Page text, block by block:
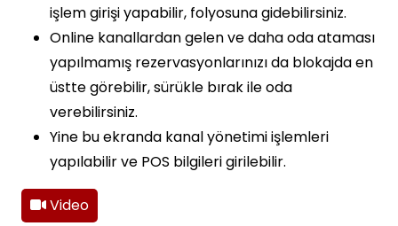
işlem girişi yapabilir, folyosuna gidebilirsiniz.
Online kanallardan gelen ve daha oda ataması
yapılmamış rezervasyonlarınızı da blokajda en
üstte görebilir, sürükle bırak ile oda
verebilirsiniz.
Yine bu ekranda kanal yönetimi işlemleri
yapılabilir ve POS bilgileri girilebilir.
Video